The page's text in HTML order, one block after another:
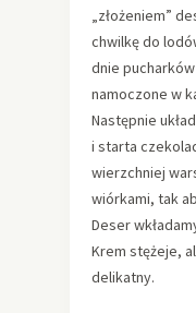
„złożeniem”
chwilkę do
dnie
namoczone w
Następnie
i starta
wierzchniej
wiórkami, tak
Deser
Krem stężeje,
delikatny.